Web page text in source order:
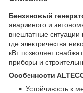
Бензиновый
аварийного и
внештатные ситуации
где электричества
кВт позволяет
приборы и
Особенности
Устойчивость к